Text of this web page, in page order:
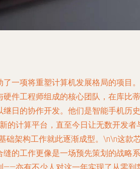
一项将重塑计算机发展格局的项目。
件工程师组成的核心团队，在库比蒂
日的协作开发。他们是智能手机历史
的计算平台，直至今日让无数开发者
础架构工作就此逐渐成型。\n\n这款
的工作更像是一场预先策划的战略系